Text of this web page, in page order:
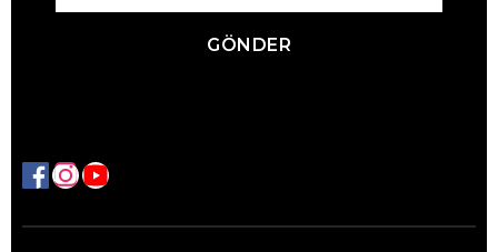
GÖNDER